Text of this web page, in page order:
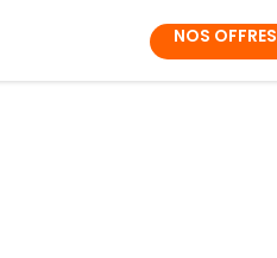
NOS OFFRES